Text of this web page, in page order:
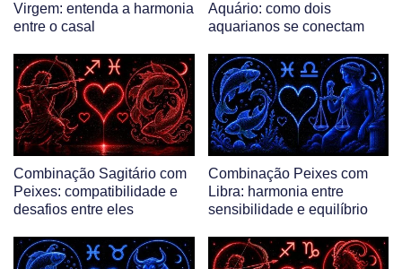
Virgem: entenda a harmonia
entre o casal
Aquário: como dois
aquarianos se conectam
Combinação Sagitário com
Peixes: compatibilidade e
desafios entre eles
Combinação Peixes com
Libra: harmonia entre
sensibilidade e equilíbrio